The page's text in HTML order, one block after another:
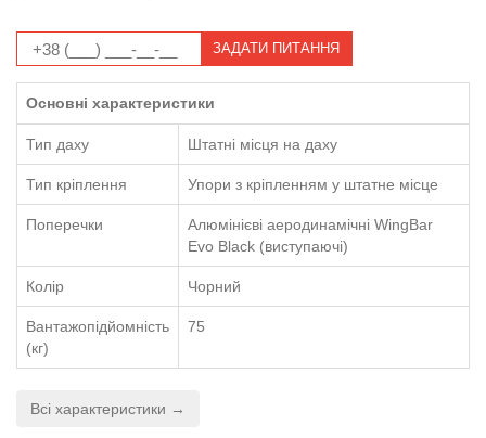
ЗАДАТИ ПИТАННЯ
Основні характеристики
Тип даху Штатні місця на даху
Тип кріплення Упори з кріпленням у штатне місце
Поперечки
Алюмінієві аеродинамічні WingBar
Evo Black (виступаючі)
Колір Чорний
Вантажопідйомність
(кг)
75
Всі характеристики →